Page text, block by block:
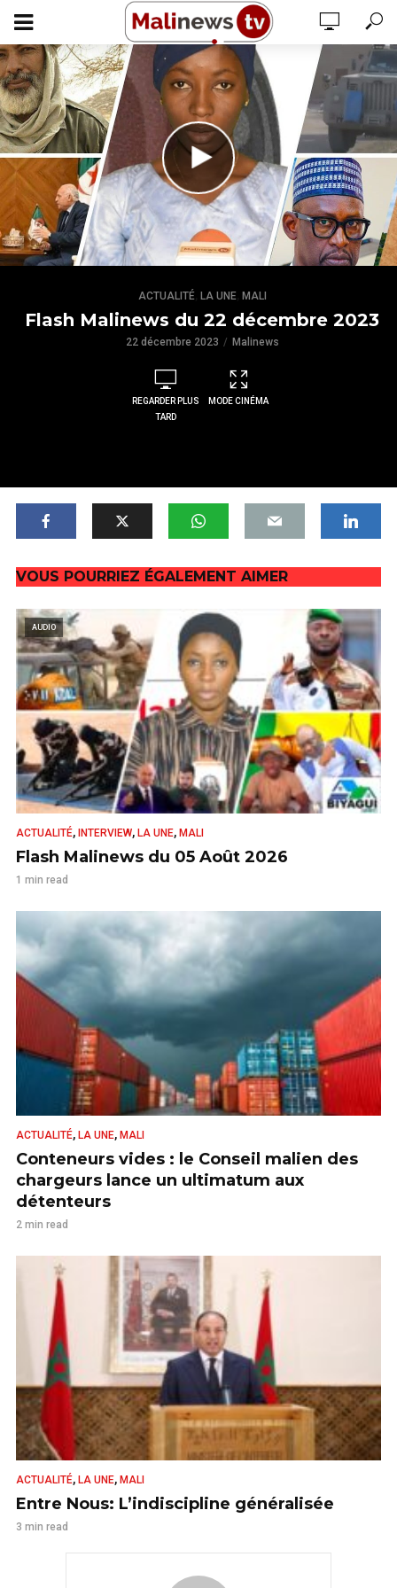
ACTUALITÉ, LA UNE, MALI
Flash Malinews du 22 décembre 2023
22 décembre 2023 Malinews
REGARDER PLUS
TARD
MODE CINÉMA
VOUS POURRIEZ ÉGALEMENT AIMER
AUDIO
ACTUALITÉ, INTERVIEW, LA UNE, MALI
Flash Malinews du 05 Août 2026
1 min read
ACTUALITÉ, LA UNE, MALI
Conteneurs vides : le Conseil malien des
chargeurs lance un ultimatum aux
détenteurs
2 min read
ACTUALITÉ, LA UNE, MALI
Entre Nous: L’indiscipline généralisée
3 min read